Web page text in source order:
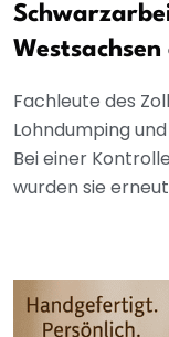
Fachleute des
Lohndumping
Bei einer
wurden sie